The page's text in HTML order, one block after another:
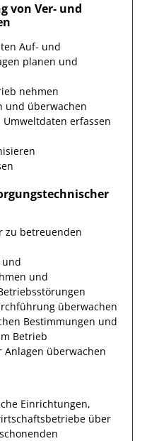
von Ver- und
Auf- und
planen und
nehmen
und überwachen
erfassen
zu betreuenden
und
und
überwachen
Bestimmungen und
Betrieb
Anlagen überwachen
Einrichtungen,
über